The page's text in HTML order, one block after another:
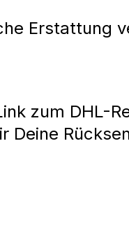
Erstattung
zum DHL-
Deine